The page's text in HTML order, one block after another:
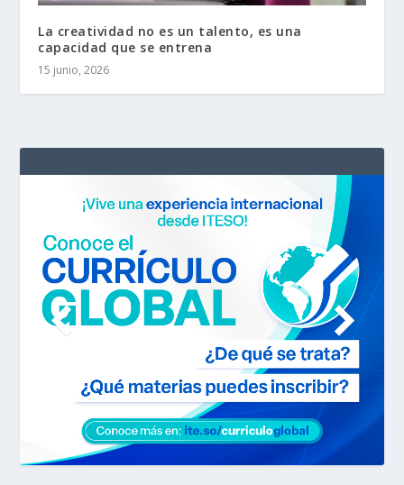
La creatividad no es un talento, es una
capacidad que se entrena
15 junio, 2026